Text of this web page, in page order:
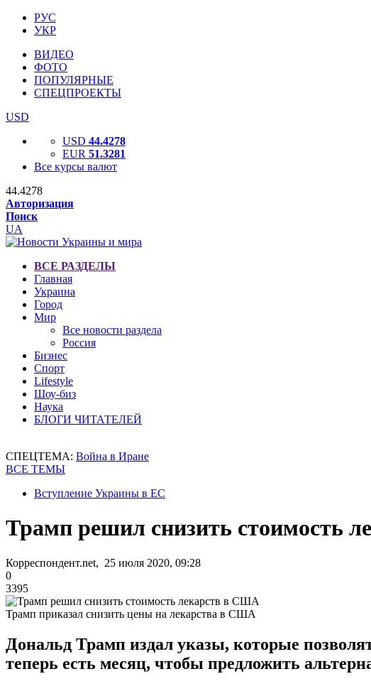
РУС
УКР
ВИДЕО
ФОТО
ПОПУЛЯРНЫЕ
СПЕЦПРОЕКТЫ
USD
USD 44.4278
EUR 51.3281
Все курсы валют
44.4278
Авторизация
Поиск
UA
ВСЕ РАЗДЕЛЫ
Главная
Украина
Город
Мир
Все новости раздела
Россия
Бизнес
Спорт
Lifestyle
Шоу-биз
Наука
БЛОГИ ЧИТАТЕЛЕЙ
СПЕЦТЕМА: Война в Иране
ВСЕ ТЕМЫ
Вступление Украины в ЕС
Трамп решил снизить стоимость
Корреспондент.net, 25 июля 2020, 09:28
0
3395
Трамп приказал снизить цены на лекарства в США
Дональд Трамп издал указы, которые
теперь есть месяц, чтобы предложить